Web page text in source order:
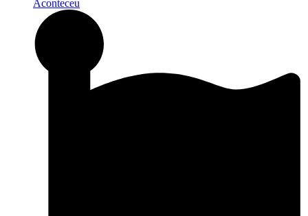
Aconteceu